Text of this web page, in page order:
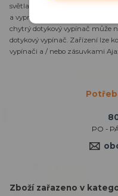
světla s integrovaným
a vypnutí světelného zařízení v
chytrý dotykový vypínač může
dotykový vypínač. Zařízení lze
vypínači a / nebo zásuvkami
PO -
Zboží zařazeno v